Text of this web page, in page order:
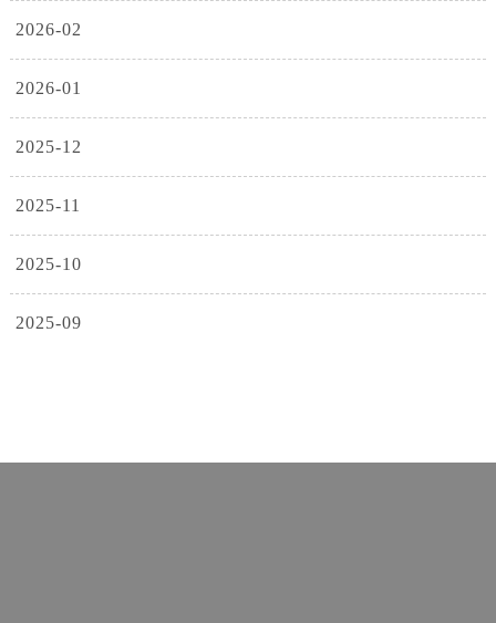
2026-02
2026-01
2025-12
2025-11
2025-10
2025-09